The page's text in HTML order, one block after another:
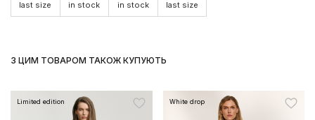
last size
in stock
in stock
last size
З ЦИМ ТОВАРОМ ТАКОЖ КУПУЮТЬ
Limited edition White drop